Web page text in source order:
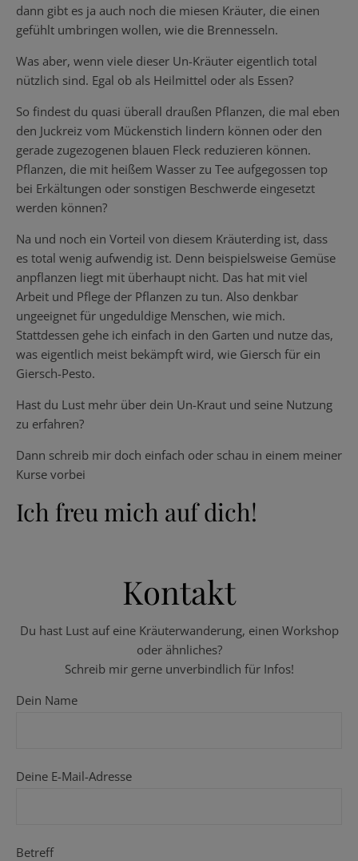
dann gibt es ja auch noch die miesen Kräuter, die einen
gefühlt umbringen wollen, wie die Brennesseln.
Was aber, wenn viele dieser Un-Kräuter eigentlich total
nützlich sind. Egal ob als Heilmittel oder als Essen?
So findest du quasi überall draußen Pflanzen, die mal eben
den Juckreiz vom Mückenstich lindern können oder den
gerade zugezogenen blauen Fleck reduzieren können.
Pflanzen, die mit heißem Wasser zu Tee aufgegossen top
bei Erkältungen oder sonstigen Beschwerde eingesetzt
werden können?
Na und noch ein Vorteil von diesem Kräuterding ist, dass
es total wenig aufwendig ist. Denn beispielsweise Gemüse
anpflanzen liegt mit überhaupt nicht. Das hat mit viel
Arbeit und Pflege der Pflanzen zu tun. Also denkbar
ungeeignet für ungeduldige Menschen, wie mich.
Stattdessen gehe ich einfach in den Garten und nutze das,
was eigentlich meist bekämpft wird, wie Giersch für ein
Giersch-Pesto.
Hast du Lust mehr über dein Un-Kraut und seine Nutzung
zu erfahren?
Dann schreib mir doch einfach oder schau in einem meiner
Kurse vorbei
Ich freu mich auf dich!
Kontakt
Du hast Lust auf eine Kräuterwanderung, einen Workshop
oder ähnliches?
Schreib mir gerne unverbindlich für Infos!
Dein Name
Deine E-Mail-Adresse
Betreff